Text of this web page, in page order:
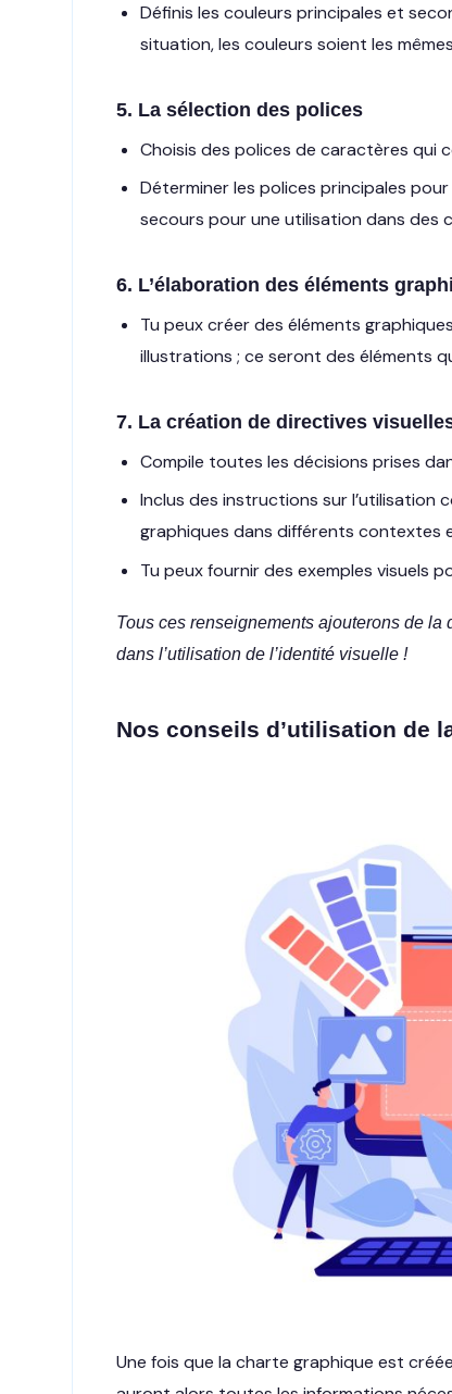
Définis les couleurs principales et
situation, les couleurs soient les
5. La sélection des polices
Choisis des polices de caractères qui
Déterminer les polices principales
secours pour une utilisation dans des
6. L’élaboration des éléments
Tu peux créer des éléments
illustrations ; ce seront des éléments
7. La création de directives
Compile toutes les décisions prises
Inclus des instructions sur l’utilisation
graphiques dans différents contextes
Tu peux fournir des exemples visuels
Tous ces renseignements ajouterons de
dans l’utilisation de l’identité visuelle !
Nos conseils d’utilisation de
Une fois que la charte graphique est